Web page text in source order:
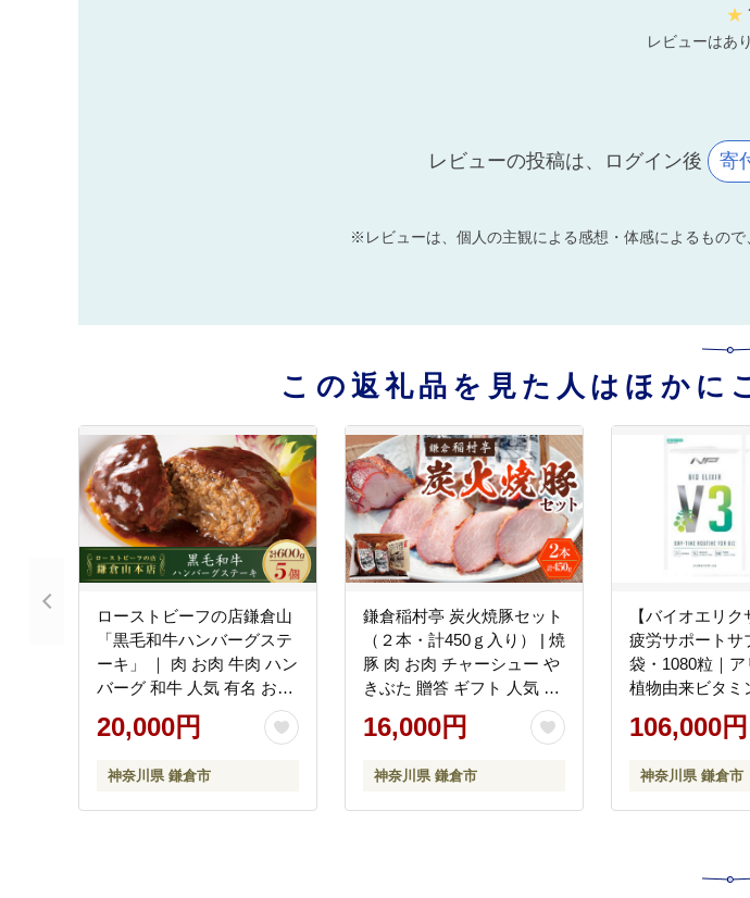
★
レビューはあ
レビューの投稿は、ログイン後 寄
※レビューは、個人の主観による感想・体感によるもの
この返礼品を見た人はほかに
ローストビーフの店鎌倉山
「黒毛和牛ハンバーグステ
ーキ」 ｜ 肉 お肉 牛肉 ハン
バーグ 和牛 人気 有名 おす
すめ 黒毛和牛 国産牛 柔ら
かい 肉料理 贈答用 ギフト
倉 神奈川
20,000円
神奈川県 鎌倉市
鎌倉稲村亭 炭火焼豚セット
（２本・計450ｇ入り） | 焼
豚 肉 お肉 チャーシュー や
きぶた 贈答 ギフト 人気 お
すすめ 炭火 土産 贈り物 プ
レゼント ギフト 贈答用 お
料無料 神奈川 鎌倉
16,000円
神奈川県 鎌倉市
【バイオエリク
疲労サポートサ
袋・1080粒｜
植物由来ビタミ
106,000円
神奈川県 鎌倉市